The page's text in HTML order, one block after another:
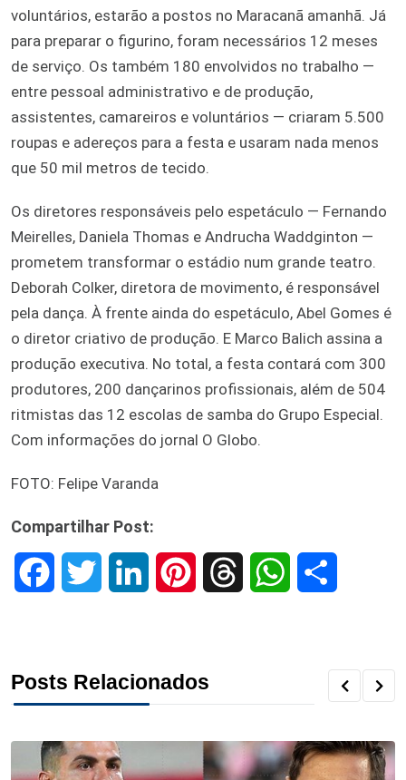
voluntários, estarão a postos no Maracanã amanhã. Já
para preparar o figurino, foram necessários 12 meses
de serviço. Os também 180 envolvidos no trabalho —
entre pessoal administrativo e de produção,
assistentes, camareiros e voluntários — criaram 5.500
roupas e adereços para a festa e usaram nada menos
que 50 mil metros de tecido.
Os diretores responsáveis pelo espetáculo — Fernando
Meirelles, Daniela Thomas e Andrucha Waddginton —
prometem transformar o estádio num grande teatro.
Deborah Colker, diretora de movimento, é responsável
pela dança. À frente ainda do espetáculo, Abel Gomes é
o diretor criativo de produção. E Marco Balich assina a
produção executiva. No total, a festa contará com 300
produtores, 200 dançarinos profissionais, além de 504
ritmistas das 12 escolas de samba do Grupo Especial.
Com informações do jornal O Globo.
FOTO: Felipe Varanda
Compartilhar Post:
e
o
t
e
k
d
t
r d A
Posts Relacionados